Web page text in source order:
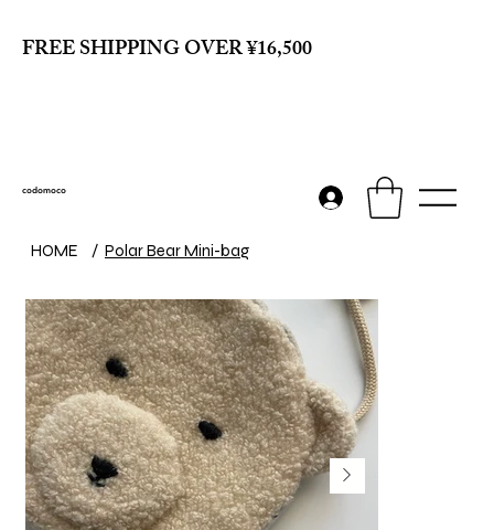
FREE SHIPPING OVER ¥16,500
codomoco
HOME / Polar Bear Mini-bag